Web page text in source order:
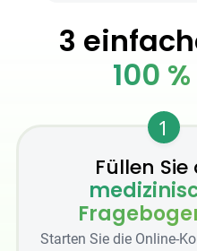
3
100
1
Füllen Sie
Starten Sie die Online-